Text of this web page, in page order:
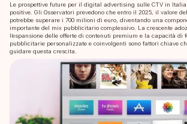
Le prospettive future per il digital advertising sulle CTV in Italia
positive. Gli Osservatori prevedono che entro il 2025, il valore
potrebbe superare i 700 milioni di euro, diventando una
importante del mix pubblicitario complessivo. La crescente
l’espansione delle offerte di contenuti premium e la capacità di
pubblicitarie personalizzate e coinvolgenti sono fattori chiave
guidare questa crescita.